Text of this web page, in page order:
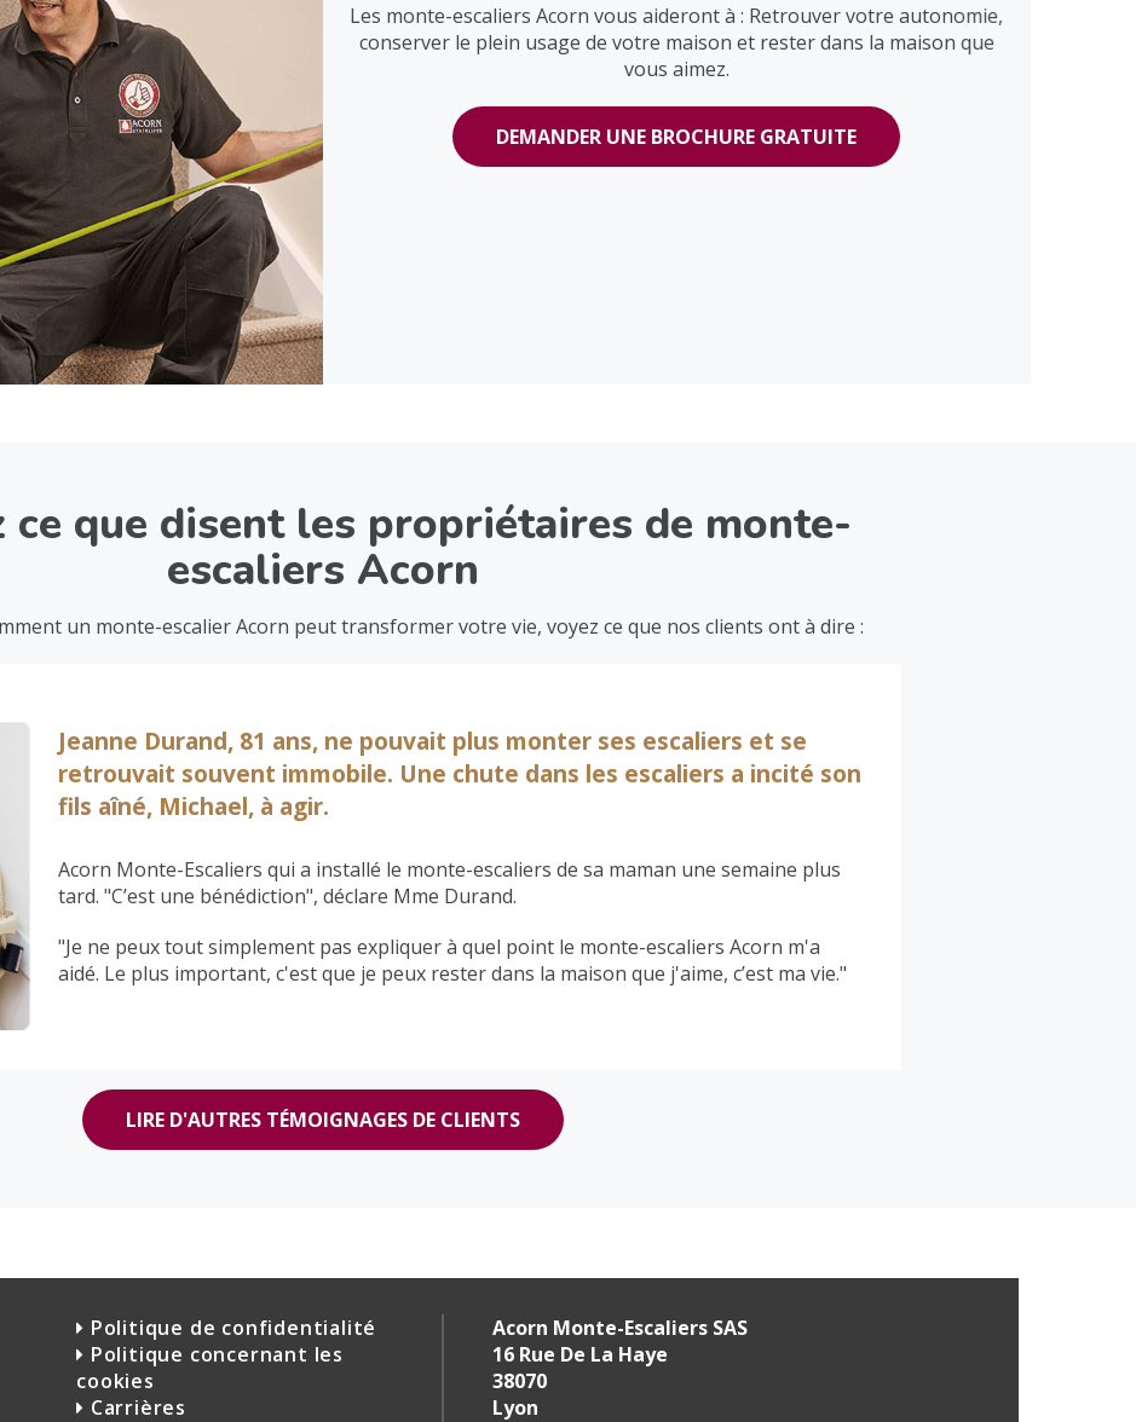
Les monte-escaliers Acorn vous aideront à : Retrouver votre autonomie,
conserver le plein usage de votre maison et rester dans la maison que
vous aimez.
DEMANDER UNE BROCHURE GRATUITE
ce que disent les propriétaires de monte-
escaliers Acorn
un monte-escalier Acorn peut transformer votre vie, voyez ce que nos clients ont à dire :
Jeanne Durand, 81 ans, ne pouvait plus monter ses escaliers et se
retrouvait souvent immobile. Une chute dans les escaliers a incité son
fils aîné, Michael, à agir.
Acorn Monte-Escaliers qui a installé le monte-escaliers de sa maman une semaine plus
tard. "C’est une bénédiction", déclare Mme Durand.
"Je ne peux tout simplement pas expliquer à quel point le monte-escaliers Acorn m'a
aidé. Le plus important, c'est que je peux rester dans la maison que j'aime, c’est ma vie."
LIRE D'AUTRES TÉMOIGNAGES DE CLIENTS
Politique de confidentialité
Politique concernant les
cookies
Carrières
Acorn Monte-Escaliers SAS
16 Rue De La Haye
38070
Lyon